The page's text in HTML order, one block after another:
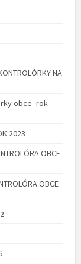
NA
obce- rok
2023
OBCE
OBCE